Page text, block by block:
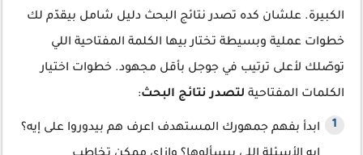
الكبيرة. علشان كده تصدر نتائج البحث دليل شامل بيقدّم لك
خطوات عملية وبسيطة تختار بيها الكلمة المفتاحية اللي
توصّلك لأعلى ترتيب في جوجل بأقل مجهود. خطوات اختيار
الكلمات المفتاحية لتصدر نتائج البحث:
ابدأ بفهم جمهورك المستهدف اعرف هم بيدوروا على إيه؟